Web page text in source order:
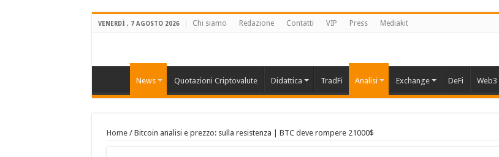
VENERDÌ , 7 AGOSTO 2026 Chi siamo Redazione Contatti VIP Press Mediakit
News Quotazioni Criptovalute Didattica TradFi Analisi Exchange DeFi Web3
Home/ Bitcoin analisi e prezzo: sulla resistenza | BTC deve rompere 21000$